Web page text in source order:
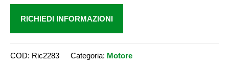
RICHIEDI INFORMAZIONI
COD: Ric2283 Categoria: Motore